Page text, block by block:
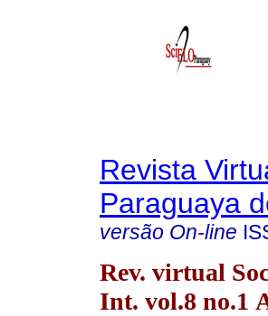
Revista
Paraguaya
versão On-line
Rev. virtual
Int. vol.8 no.1